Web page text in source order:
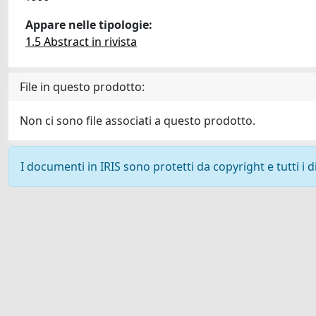
Appare nelle tipologie:
1.5 Abstract in rivista
File in questo prodotto:
Non ci sono file associati a questo prodotto.
I documenti in IRIS sono protetti da copyright e tutti i